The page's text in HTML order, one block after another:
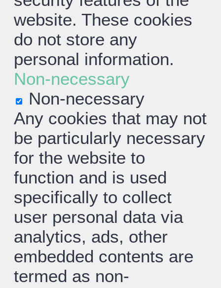
website. These cookies
do not store any
personal information.
Non-necessary
Non-necessary
Any cookies that may not
be particularly necessary
for the website to
function and is used
specifically to collect
user personal data via
analytics, ads, other
embedded contents are
termed as non-